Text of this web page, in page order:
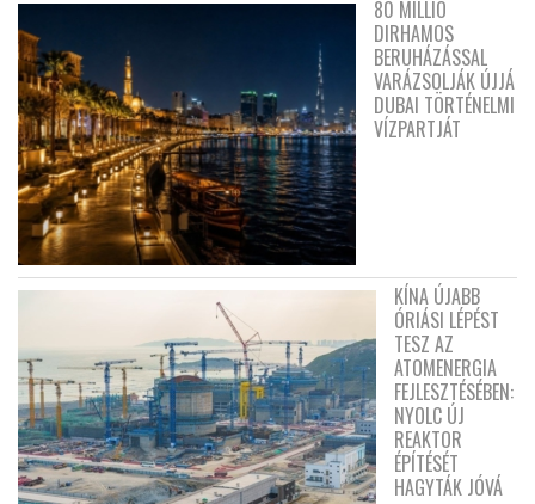
80 MILLIÓ
DIRHAMOS
BERUHÁZÁSSAL
VARÁZSOLJÁK ÚJJÁ
DUBAI TÖRTÉNELMI
VÍZPARTJÁT
KÍNA ÚJABB
ÓRIÁSI LÉPÉST
TESZ AZ
ATOMENERGIA
FEJLESZTÉSÉBEN:
NYOLC ÚJ
REAKTOR
ÉPÍTÉSÉT
HAGYTÁK JÓVÁ